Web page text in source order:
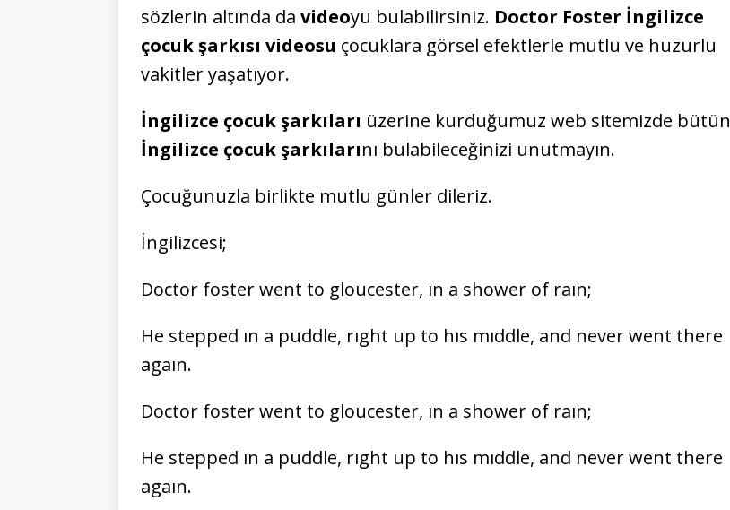
sözlerin altında da videoyu bulabilirsiniz. Doctor Foster İngilizce
çocuk şarkısı videosu çocuklara görsel efektlerle mutlu ve huzurlu
vakitler yaşatıyor.
İngilizce çocuk şarkıları üzerine kurduğumuz web sitemizde bütün
İngilizce çocuk şarkılarını bulabileceğinizi unutmayın.
Çocuğunuzla birlikte mutlu günler dileriz.
İngilizcesi;
Doctor foster went to gloucester, ın a shower of raın;
He stepped ın a puddle, rıght up to hıs mıddle, and never went there
agaın.
Doctor foster went to gloucester, ın a shower of raın;
He stepped ın a puddle, rıght up to hıs mıddle, and never went there
agaın.